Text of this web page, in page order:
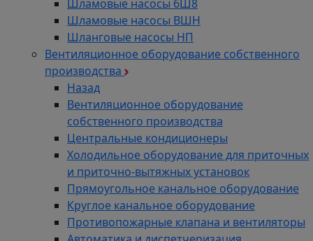
Шламовые насосы 6Ш8
Шламовые насосы ВШН
Шланговые насосы НП
Вентиляционное оборудование собственного
производства
Назад
Вентиляционное оборудование
собственного производства
Центральные кондиционеры
Холодильное оборудование для приточных
и приточно-вытяжных установок
Прямоугольное канальное оборудование
Круглое канальное оборудование
Противопожарные клапана и вентиляторы